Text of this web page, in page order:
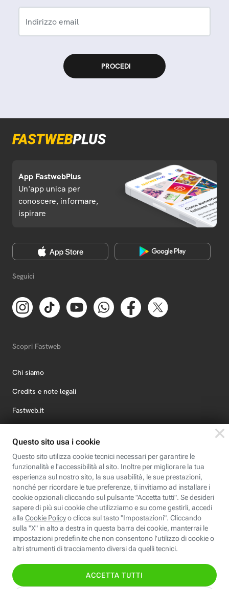
Indirizzo email
App FastwebPlus
Un'app unica per
conoscere, informare,
ispirare
Seguici
Scopri Fastweb
Chi siamo
Credits e note legali
Fastweb.it
Fastweb Digital Academy
STEP FuturAbility District
Insieme, siamo futuro
© Fastweb SpA 2026 - P.IVA 12878470157